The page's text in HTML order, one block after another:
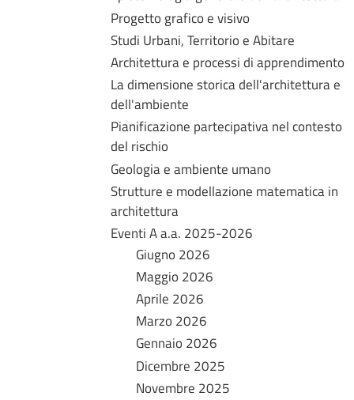
Progetto grafico e visivo
Studi Urbani, Territorio e Abitare
Architettura e processi di apprendimento
La dimensione storica dell'architettura e
dell'ambiente
Pianificazione partecipativa nel contesto
del rischio
Geologia e ambiente umano
Strutture e modellazione matematica in
architettura
Eventi A a.a. 2025-2026
Giugno 2026
Maggio 2026
Aprile 2026
Marzo 2026
Gennaio 2026
Dicembre 2025
Novembre 2025